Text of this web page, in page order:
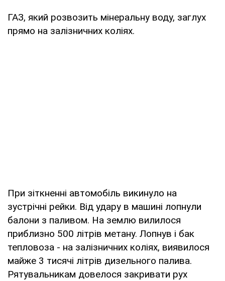
ГАЗ, який розвозить мінеральну воду, заглух
прямо на залізничних коліях.
При зіткненні автомобіль викинуло на
зустрічні рейки. Від удару в машині лопнули
балони з паливом. На землю вилилося
приблизно 500 літрів метану. Лопнув і бак
тепловоза - на залізничних коліях, виявилося
майже 3 тисячі літрів дизельного палива.
Рятувальникам довелося закривати рух